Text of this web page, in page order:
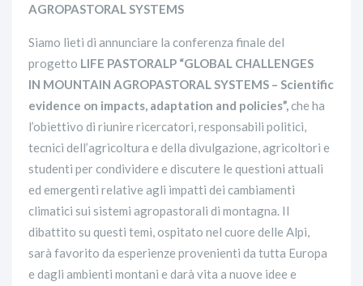
AGROPASTORAL SYSTEMS
Siamo lieti di annunciare la conferenza finale del
progetto LIFE PASTORALP “GLOBAL CHALLENGES
IN MOUNTAIN AGROPASTORAL SYSTEMS – Scientific
evidence on impacts, adaptation and policies”, che ha
l’obiettivo di riunire ricercatori, responsabili politici,
tecnici dell’agricoltura e della divulgazione, agricoltori e
studenti per condividere e discutere le questioni attuali
ed emergenti relative agli impatti dei cambiamenti
climatici sui sistemi agropastorali di montagna. Il
dibattito su questi temi, ospitato nel cuore delle Alpi,
sarà favorito da esperienze provenienti da tutta Europa
e dagli ambienti montani e darà vita a nuove idee e